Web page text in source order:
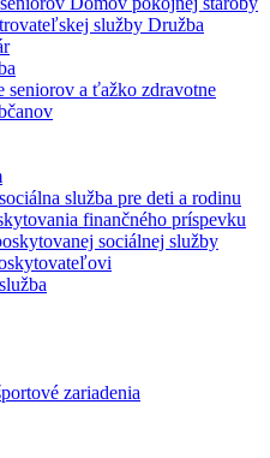
služby Družba
seniorov a ťažko zdravotne
služba pre deti a rodinu
finančného príspevku
sociálnej služby
zariadenia